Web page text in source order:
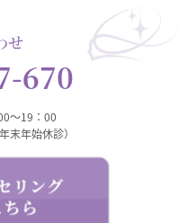
せ
670
～19：00
末年始休診）